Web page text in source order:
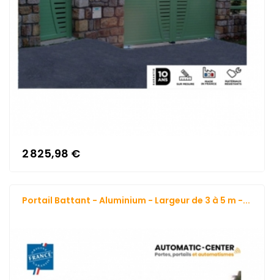
2 825,98 €
Portail Battant - Aluminium - Largeur de 3 à 5 m -...